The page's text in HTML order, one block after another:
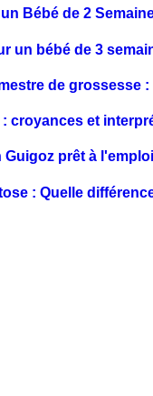
Bébé de 2
un bébé de 3
de grossesse
croyances et
Guigoz prêt à l'emploi
: Quelle